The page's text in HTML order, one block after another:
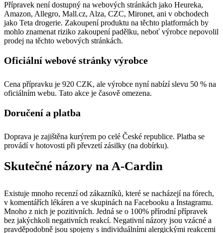
Přípravek není dostupný na webových stránkách jako Heureka,
Amazon, Allegro, Mall.cz, Alza, CZC, Mironet, ani v obchodech
jako Teta drogerie. Zakoupení produktu na těchto platformách by
mohlo znamenat riziko zakoupení padělku, neboť výrobce nepovolil
prodej na těchto webových stránkách.
Oficiální webové stránky výrobce
Cena přípravku je 920 CZK, ale výrobce nyní nabízí slevu 50 % na
oficiálním webu. Tato akce je časově omezena.
Doručení a platba
Doprava je zajištěna kurýrem po celé České republice. Platba se
provádí v hotovosti při převzetí zásilky (na dobírku).
Skutečné názory na A-Cardin
Existuje mnoho recenzí od zákazníků, které se nacházejí na fórech,
v komentářích lékáren a ve skupinách na Facebooku a Instagramu.
Mnoho z nich je pozitivních. Jedná se o 100% přírodní přípravek
bez jakýchkoli negativních reakcí. Negativní názory jsou vzácné a
pravděpodobně jsou spojeny s individuálními alergickými reakcemi